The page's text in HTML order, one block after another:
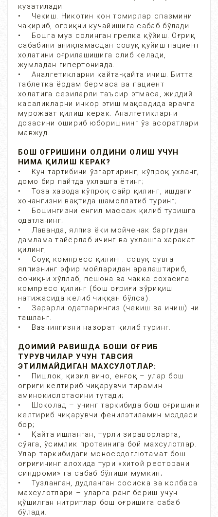
кузатилади.
• Чекиш. Никотин қон томирлар спазмини
чақириб, оғриқни кучайишига сабаб бўлади.
• Бошга муз солинган грелка қўйиш. Оғриқ
сабабини аниқламасдан совуқ қуйиш пациент
холатини оғрилашишига олиб келади,
жумладан гипертонияда.
• Аналгетикларни қайта-қайта ичиш. Битта
таблетка ёрдам бермаса ва пациент
холатига сезиларли таъсир этмаса, жиддий
касаликларни инкор этиш мақсадида врачга
мурожаат қилиш керак. Аналгетикларни
дозасини ошириб юборишнинг ўз асоратлари
мавжуд.
БОШ ОҒРИШИНИ ОЛДИНИ ОЛИШ УЧУН
НИМА ҚИЛИШ КЕРАК?
• Кун тартибини ўзгартиринг, кўпроқ ухланг,
домо бир пайтда ухлашга ётинг;
• Тоза хавода кўпроқ сайр қилинг, ишдаги
хонангизни вақтида шамоллатиб туринг;
• Бошингизни енгил массаж қилиб туришга
одатланинг;
• Лаванда, ялпиз ёки мойчечак баргидан
дамлама тайёрлаб ичинг ва ухлашга харакат
қилинг;
• Соуқ компресс қилинг: совуқ сувга
ялпизнинг эфир мойларидан аралаштириб,
сочиқни хўллаб, пешона ва чакка сохасига
компресс қилинг (бош оғриғи зўриқиш
натижасида келиб чиққан бўлса).
• Зарарли одатларингиз (чекиш ва ичиш) ни
ташланг.
• Вазнингизни назорат қилиб туринг.
ДОИМИЙ РАВИШДА БОШИ ОҒРИБ
ТУРУВЧИЛАР УЧУН ТАВСИЯ
ЭТИЛМАЙДИГАН МАХСУЛОТЛАР:
• Пишлок, қизил вино, ёнғоқ – улар бош
оғриғи келтириб чиқарувчи тирамин
аминокислотасини тутади;
• Шоколад – унинг таркибида бош оғришини
келтириб чиқарувчи фенилэтиламин моддаси
бор;
• Қайта ишланган, турли зираворларга,
сўяга, ўсимлик протеинига бой махсулотлар.
Улар таркибидаги моносодоглютамат бош
оғриғининг алохида тури «хитой ресторани
синдроми» га сабаб бўлиши мумкин;
• Тузланган, дудланган сосиска ва колбаса
махсулотлари – уларга ранг бериш учун
қўшилган нитритлар бош оғришига сабаб
бўлади.